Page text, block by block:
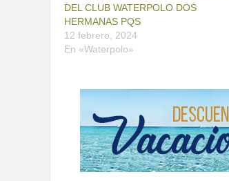
DEL CLUB WATERPOLO DOS
HERMANAS PQS
12 febrero, 2024
En «Waterpolo»